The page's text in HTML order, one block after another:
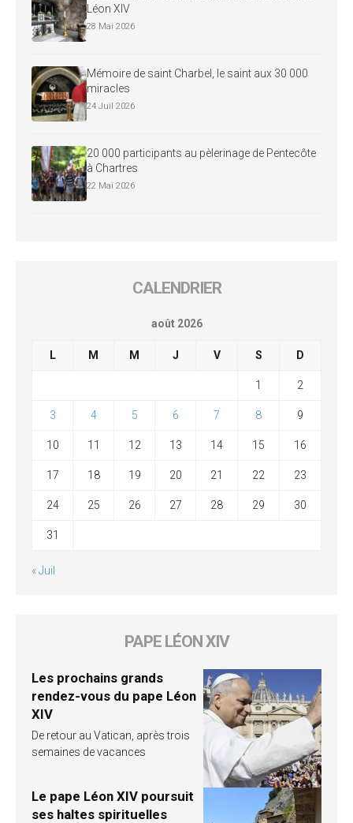
Léon XIV
28 Mai 2026
Mémoire de saint Charbel, le saint aux 30 000
miracles
24 Juil 2026
20 000 participants au pèlerinage de Pentecôte
à Chartres
22 Mai 2026
CALENDRIER
août 2026
L M M J V S D
1 2
3 4 5 6 7 8 9
10 11 12 13 14 15 16
17 18 19 20 21 22 23
24 25 26 27 28 29 30
31
« Juil
PAPE LÉON XIV
Les prochains grands
rendez-vous du pape Léon
XIV
De retour au Vatican, après trois
semaines de vacances
Le pape Léon XIV poursuit
ses haltes spirituelles